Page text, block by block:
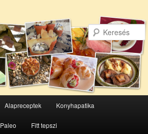
Alapreceptek Konyhapatika
Paleo Fitt tepszi